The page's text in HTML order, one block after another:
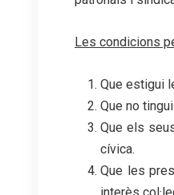
Les condicions
Que estigui
Que no
Que els
cívica.
Que les